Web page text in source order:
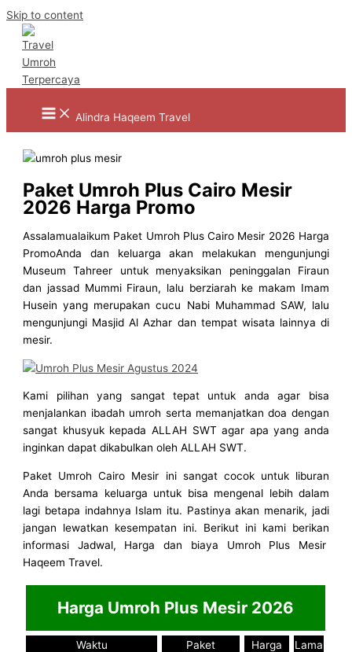
Skip to content
Alindra Haqeem Travel
Paket Umroh Plus Cairo Mesir
2026 Harga Promo
Assalamualaikum Paket Umroh Plus Cairo Mesir 2026 Harga
PromoAnda dan keluarga akan melakukan mengunjungi
Museum Tahreer untuk menyaksikan peninggalan Firaun
dan jassad Mummi Firaun, lalu berziarah ke makam Imam
Husein yang merupakan cucu Nabi Muhammad SAW, lalu
mengunjungi Masjid Al Azhar dan tempat wisata lainnya di
mesir.
Kami pilihan yang sangat tepat untuk anda agar bisa
menjalankan ibadah umroh serta memanjatkan doa dengan
sangat khusyuk kepada ALLAH SWT agar apa yang anda
inginkan dapat dikabulkan oleh ALLAH SWT.
Paket Umroh Cairo Mesir ini sangat cocok untuk liburan
Anda bersama keluarga untuk bisa mengenal lebih dalam
lagi betapa indahnya Islam itu. Pastinya akan menarik, jadi
jangan lewatkan kesempatan ini. Berikut ini kami berikan
informasi Jadwal, Harga dan biaya Umroh Plus Mesir
Haqeem Travel.
Harga Umroh Plus Mesir 2026
Waktu Paket Harga
Lama